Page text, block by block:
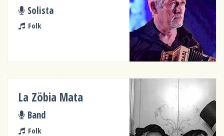
Solista
Folk
La Zöbia Mata
Band
Folk